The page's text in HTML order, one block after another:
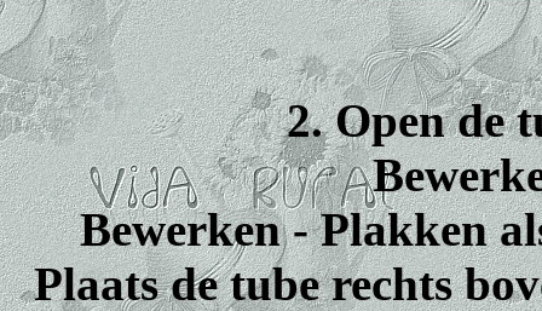
2. Open de
Bewerken - Plakken
Plaats de tube rechts